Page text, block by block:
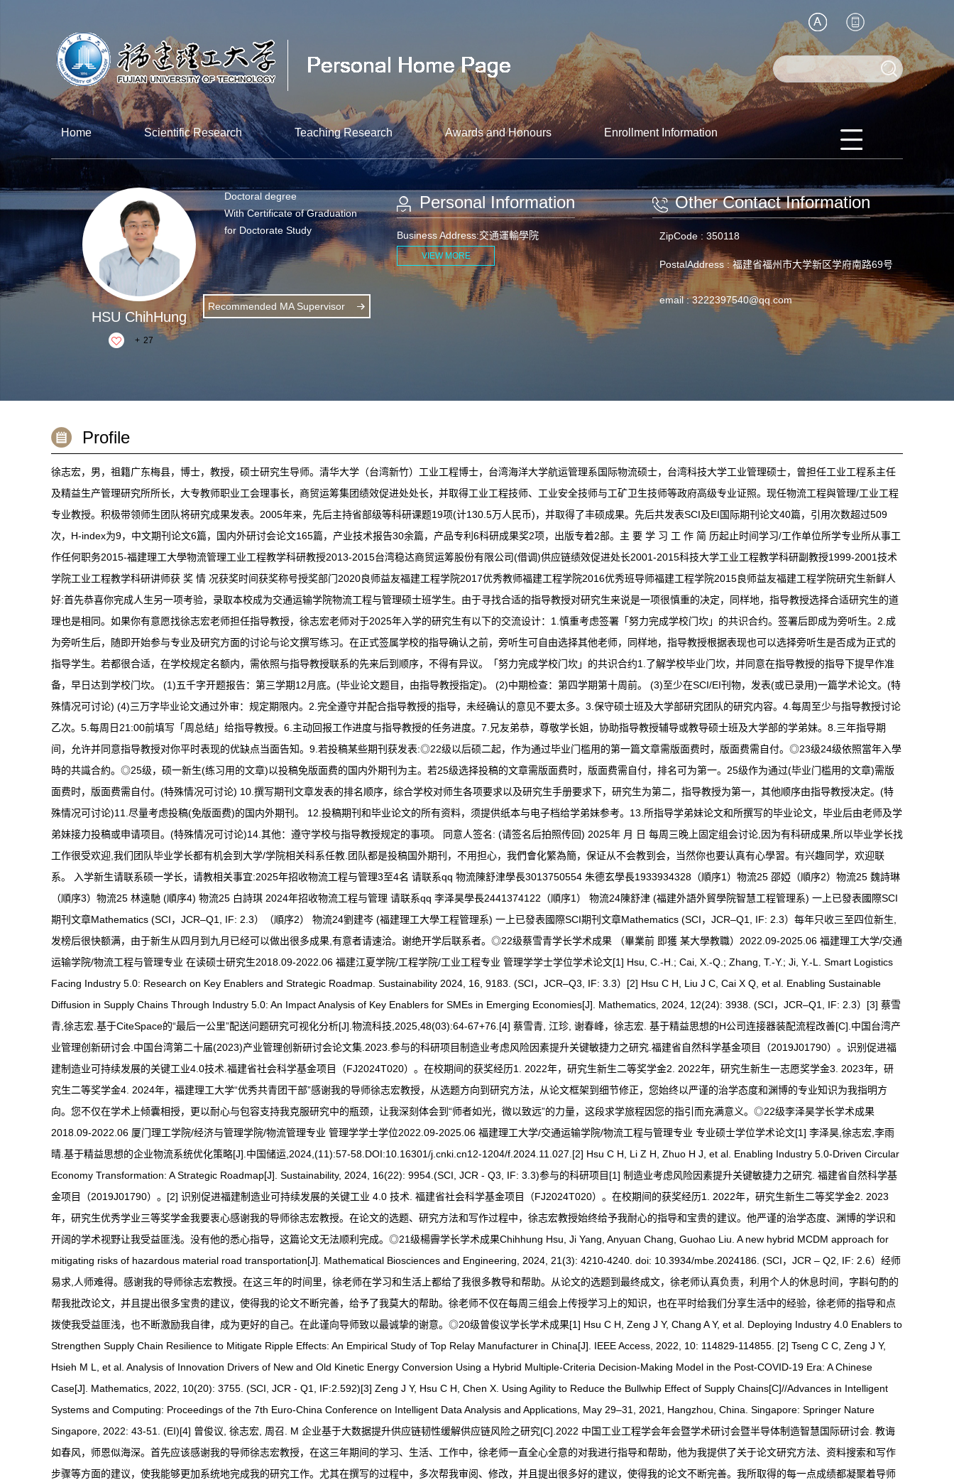
Home Scientific Research Teaching Research Awards and Honours Enrollment Information
HSU ChihHung
+ 27
Doctoral degree
With Certificate of Graduation
for Doctorate Study
Recommended MA Supervisor
Personal Information
Business Address:交通運輸學院
VIEW MORE
Other Contact Information
ZipCode : 350118
PostalAddress :福建省福州市大学新区学府南路69号
email :3222397540@qq.com
Profile
徐志宏，男，祖籍广东梅县，博士，教授，硕士研究生导师。清华大学（台湾新竹）工业工程博士，台湾海洋大学航运管理系国际物流硕士，台湾科技大学工业管理硕士，曾担任工业工程系主任
及精益生产管理研究所所长，大专教师职业工会理事长，商贸运筹集团绩效促进处处长，并取得工业工程技师、工业安全技师与工矿卫生技师等政府高级专业证照。现任物流工程與管理/工业工程
专业教授。积极带领师生团队将研究成果发表。2005年来，先后主持省部级等科研课题19项(计130.5万人民币)，并取得了丰硕成果。先后共发表SCI及EI国际期刊论文40篇，引用次数超过509
次，H-index为9，中文期刊论文6篇，国内外研讨会论文165篇，产业技术报告30余篇，产品专利6科研成果奖2项，出版专着2部。主 要 学 习 工 作 简 历起止时间学习/工作单位所学专业所从事工
作任何职务2015-福建理工大學物流管理工业工程教学科研教授2013-2015台湾稳达商贸运筹股份有限公司(借调)供应链绩效促进处长2001-2015科技大学工业工程教学科研副教授1999-2001技术
学院工业工程教学科研讲师获 奖 情 况获奖时间获奖称号授奖部门2020良师益友福建工程学院2017优秀教师福建工程学院2016优秀班导师福建工程学院2015良师益友福建工程学院研究生新鲜人
好:首先恭喜你完成人生另一项考验，录取本校成为交通运输学院物流工程与管理硕士班学生。由于寻找合适的指导教授对研究生来说是一项很慎重的决定，同样地，指导教授选择合适研究生的道
理也是相同。如果你有意愿找徐志宏老师担任指导教授，徐志宏老师对于2025年入学的研究生有以下的交流设计：1.慎重考虑签署「努力完成学校门坎」的共识合约。签署后即成为旁听生。2.成
为旁听生后，随即开始参与专业及研究方面的讨论与论文撰写练习。在正式签属学校的指导确认之前，旁听生可自由选择其他老师，同样地，指导教授根据表现也可以选择旁听生是否成为正式的
指导学生。若都很合适，在学校规定名额内，需依照与指导教授联系的先来后到顺序，不得有异议。「努力完成学校门坎」的共识合约1.了解学校毕业门坎，并同意在指导教授的指导下提早作准
备，早日达到学校门坎。 (1)五千字开题报告：第三学期12月底。(毕业论文题目，由指导教授指定)。 (2)中期检查：第四学期第十周前。 (3)至少在SCI/EI刊物，发表(或已录用)一篇学术论文。(特
殊情况可讨论) (4)三万字毕业论文通过外审：规定期限内。2.完全遵守并配合指导教授的指导，未经确认的意见不要太多。3.保守硕士班及大学部研究团队的研究内容。4.每周至少与指导教授讨论
乙次。5.每周日21:00前填写「周总结」给指导教授。6.主动回报工作进度与指导教授的任务进度。7.兄友弟恭，尊敬学长姐，协助指导教授辅导或教导硕士班及大学部的学弟妹。8.三年指导期
间，允许并同意指导教授对你平时表现的优缺点当面告知。9.若投稿某些期刊获发表:◎22级以后硕二起，作为通过毕业门槛用的第一篇文章需版面费时，版面费需自付。◎23级24级依照當年入學
時的共識合約。◎25级，硕一新生(练习用的文章)以投稿免版面费的国内外期刊为主。若25级选择投稿的文章需版面费时，版面费需自付，排名可为第一。25级作为通过(毕业门槛用的文章)需版
面费时，版面费需自付。(特殊情况可讨论) 10.撰写期刊文章发表的排名顺序，综合学校对师生各项要求以及研究生手册要求下，研究生为第二，指导教授为第一，其他顺序由指导教授决定。(特
殊情况可讨论)11.尽量考虑投稿(免版面费)的国内外期刊。 12.投稿期刊和毕业论文的所有资料，须提供纸本与电子档给学弟妹参考。13.所指导学弟妹论文和所撰写的毕业论文，毕业后由老师及学
弟妹接力投稿或申请项目。(特殊情况可讨论)14.其他：遵守学校与指导教授规定的事项。 同意人签名: (请签名后拍照传回) 2025年 月 日 每周三晚上固定组会讨论,因为有科研成果,所以毕业学长找
工作很受欢迎,我们团队毕业学长都有机会到大学/学院相关科系任教.团队都是投稿国外期刊，不用担心，我們會化繁為簡，保证从不会教到会，当然你也要认真有心學習。有兴趣同学，欢迎联
系。 入学新生请联系硕一学长，请教相关事宜:2025年招收物流工程与管理3至4名 请联系qq 物流陳舒津學長3013750554 朱德玄學長1933934328（順序1）物流25 邵婭（順序2）物流25 魏詩琳
（順序3）物流25 林遠馳 (順序4) 物流25 白詩琪 2024年招收物流工程与管理 请联系qq 李泽昊學長2441374122（順序1） 物流24陳舒津 (福建外語外貿學院智慧工程管理系) 一上已發表國際SCI
期刊文章Mathematics (SCI，JCR–Q1, IF: 2.3）（順序2） 物流24劉建岑 (福建理工大學工程管理系) 一上已發表國際SCI期刊文章Mathematics (SCI，JCR–Q1, IF: 2.3）每年只收三至四位新生,
发榜后很快额满，由于新生从四月到九月已经可以做出很多成果,有意者请速洽。谢绝开学后联系者。◎22级蔡雪青学长学术成果 （畢業前 即獲 某大學教職）2022.09-2025.06 福建理工大学/交通
运输学院/物流工程与管理专业 在读硕士研究生2018.09-2022.06 福建江夏学院/工程学院/工业工程专业 管理学学士学位学术论文[1] Hsu, C.-H.; Cai, X.-Q.; Zhang, T.-Y.; Ji, Y.-L. Smart Logistics
Facing Industry 5.0: Research on Key Enablers and Strategic Roadmap. Sustainability 2024, 16, 9183. (SCI，JCR–Q3, IF: 3.3）[2] Hsu C H, Liu J C, Cai X Q, et al. Enabling Sustainable
Diffusion in Supply Chains Through Industry 5.0: An Impact Analysis of Key Enablers for SMEs in Emerging Economies[J]. Mathematics, 2024, 12(24): 3938. (SCI，JCR–Q1, IF: 2.3）[3] 蔡雪
青,徐志宏.基于CiteSpace的“最后一公里”配送问题研究可视化分析[J].物流科技,2025,48(03):64-67+76.[4] 蔡雪青, 江珍, 谢春峰，徐志宏. 基于精益思想的H公司连接器装配流程改善[C].中国台湾产
业管理创新研讨会.中国台湾第二十届(2023)产业管理创新研讨会论文集.2023.参与的科研项目制造业考虑风险因素提升关键敏捷力之研究.福建省自然科学基金项目（2019J01790）。识别促进福
建制造业可持续发展的关键工业4.0技术.福建省社会科学基金项目（FJ2024T020）。在校期间的获奖经历1. 2022年，研究生新生二等奖学金2. 2022年，研究生新生一志愿奖学金3. 2023年，研
究生二等奖学金4. 2024年，福建理工大学“优秀共青团干部”感谢我的导师徐志宏教授，从选题方向到研究方法，从论文框架到细节修正，您始终以严谨的治学态度和渊博的专业知识为我指明方
向。您不仅在学术上倾囊相授，更以耐心与包容支持我克服研究中的瓶颈，让我深刻体会到“师者如光，微以致远”的力量，这段求学旅程因您的指引而充满意义。◎22级李泽昊学长学术成果
2018.09-2022.06 厦门理工学院/经济与管理学院/物流管理专业 管理学学士学位2022.09-2025.06 福建理工大学/交通运输学院/物流工程与管理专业 专业硕士学位学术论文[1] 李泽昊,徐志宏,李雨
晴.基于精益思想的企业物流系统优化策略[J].中国储运,2024,(11):57-58.DOI:10.16301/j.cnki.cn12-1204/f.2024.11.027.[2] Hsu C H, Li Z H, Zhuo H J, et al. Enabling Industry 5.0-Driven Circular
Economy Transformation: A Strategic Roadmap[J]. Sustainability, 2024, 16(22): 9954.(SCI, JCR - Q3, IF: 3.3)参与的科研项目[1] 制造业考虑风险因素提升关键敏捷力之研究. 福建省自然科学基
金项目（2019J01790）。[2] 识别促进福建制造业可持续发展的关键工业 4.0 技术. 福建省社会科学基金项目（FJ2024T020）。在校期间的获奖经历1. 2022年，研究生新生二等奖学金2. 2023
年，研究生优秀学业三等奖学金我要衷心感谢我的导师徐志宏教授。在论文的选题、研究方法和写作过程中，徐志宏教授始终给予我耐心的指导和宝贵的建议。他严谨的治学态度、渊博的学识和
开阔的学术视野让我受益匪浅。没有他的悉心指导，这篇论文无法顺利完成。◎21级楊霽学长学术成果Chihhung Hsu, Ji Yang, Anyuan Chang, Guohao Liu. A new hybrid MCDM approach for
mitigating risks of hazardous material road transportation[J]. Mathematical Biosciences and Engineering, 2024, 21(3): 4210-4240. doi: 10.3934/mbe.2024186. (SCI，JCR – Q2, IF: 2.6）经师
易求,人师难得。感谢我的导师徐志宏教授。在这三年的时间里，徐老师在学习和生活上都给了我很多教导和帮助。从论文的选题到最终成文，徐老师认真负责，利用个人的休息时间，字斟句酌的
帮我批改论文，并且提出很多宝贵的建议，使得我的论文不断完善，给予了我莫大的帮助。徐老师不仅在每周三组会上传授学习上的知识，也在平时给我们分享生活中的经验，徐老师的指导和点
拨使我受益匪浅，也不断激励我自律，成为更好的自己。在此谨向导师致以最诚挚的谢意。◎20级曾俊议学长学术成果[1] Hsu C H, Zeng J Y, Chang A Y, et al. Deploying Industry 4.0 Enablers to
Strengthen Supply Chain Resilience to Mitigate Ripple Effects: An Empirical Study of Top Relay Manufacturer in China[J]. IEEE Access, 2022, 10: 114829-114855. [2] Tseng C C, Zeng J Y,
Hsieh M L, et al. Analysis of Innovation Drivers of New and Old Kinetic Energy Conversion Using a Hybrid Multiple-Criteria Decision-Making Model in the Post-COVID-19 Era: A Chinese
Case[J]. Mathematics, 2022, 10(20): 3755. (SCI, JCR - Q1, IF:2.592)[3] Zeng J Y, Hsu C H, Chen X. Using Agility to Reduce the Bullwhip Effect of Supply Chains[C]//Advances in Intelligent
Systems and Computing: Proceedings of the 7th Euro-China Conference on Intelligent Data Analysis and Applications, May 29–31, 2021, Hangzhou, China. Singapore: Springer Nature
Singapore, 2022: 43-51. (EI)[4] 曾俊议, 徐志宏, 周召. M 企业基于大数据提升供应链韧性缓解供应链风险之研究[C].2022 中国工业工程学会年会暨学术研讨会暨半导体制造智慧国际研讨会. 教诲
如春风，师恩似海深。首先应该感谢我的导师徐志宏教授，在这三年期间的学习、生活、工作中，徐老师一直全心全意的对我进行指导和帮助，他为我提供了关于论文研究方法、资料搜索和写作
步骤等方面的建议，使我能够更加系统地完成我的研究工作。尤其在撰写的过程中，多次帮我审阅、修改，并且提出很多好的建议，使得我的论文不断完善。我所取得的每一点成绩都凝聚着导师